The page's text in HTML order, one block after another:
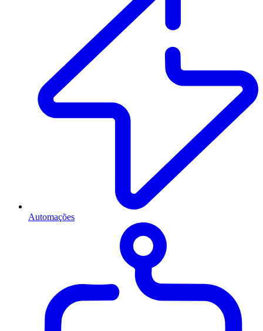
Automações